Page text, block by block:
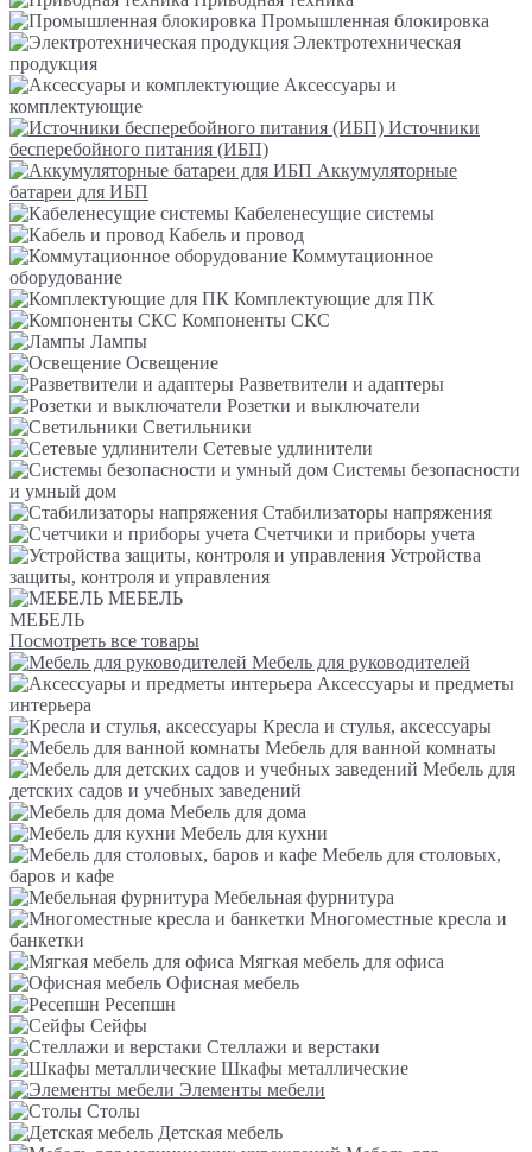
Промышленная блокировка
Электротехническая
продукция
Аксессуары и
комплектующие
Источники
бесперебойного питания (ИБП)
Аккумуляторные
батареи для ИБП
Кабеленесущие системы
Кабель и провод
Коммутационное
оборудование
Комплектующие для ПК
Компоненты СКС
Лампы
Освещение
Разветвители и адаптеры
Розетки и выключатели
Светильники
Сетевые удлинители
Системы безопасности
и умный дом
Стабилизаторы напряжения
Счетчики и приборы учета
Устройства
защиты, контроля и управления
МЕБЕЛЬ
МЕБЕЛЬ
Посмотреть все товары
Мебель для руководителей
Аксессуары и предметы
интерьера
Кресла и стулья, аксессуары
Мебель для ванной комнаты
Мебель для
детских садов и учебных заведений
Мебель для дома
Мебель для кухни
Мебель для столовых,
баров и кафе
Мебельная фурнитура
Многоместные кресла и
банкетки
Мягкая мебель для офиса
Офисная мебель
Ресепшн
Сейфы
Стеллажи и верстаки
Шкафы металлические
Элементы мебели
Столы
Детская мебель